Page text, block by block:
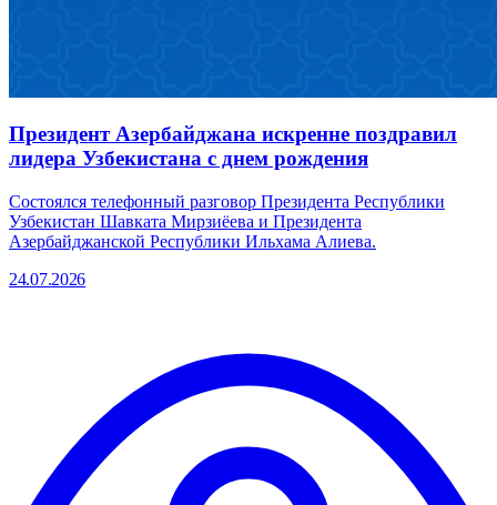
Президент Азербайджана искренне поздравил
лидера Узбекистана с днем рождения
Состоялся телефонный разговор Президента Республики
Узбекистан Шавката Мирзиёева и Президента
Азербайджанской Республики Ильхама Алиева.
24.07.2026